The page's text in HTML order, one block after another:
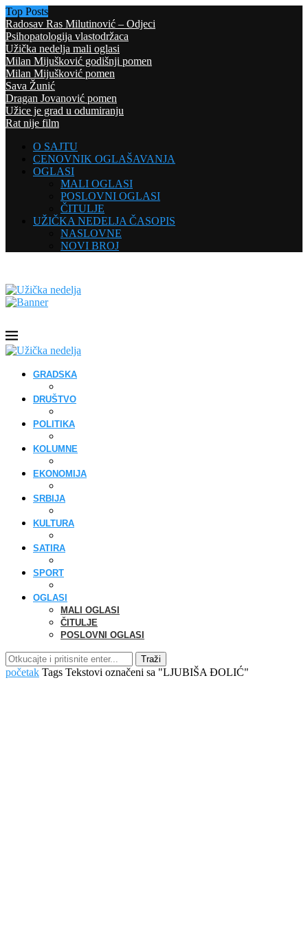
Top Posts
Radosav Ras Milutinović – Odjeci
Psihopatologija vlastodržaca
Užička nedelja mali oglasi
Milan Mijušković godišnji pomen
Milan Mijušković pomen
Sava Žunić
Dragan Jovanović pomen
Užice je grad u odumiranju
Rat nije film
O SAJTU
CENOVNIK OGLAŠAVANJA
OGLASI
MALI OGLASI
POSLOVNI OGLASI
ČITULJE
UŽIČKA NEDELJA ČASOPIS
NASLOVNE
NOVI BROJ
GRADSKA
DRUŠTVO
POLITIKA
KOLUMNE
EKONOMIJA
SRBIJA
KULTURA
SATIRA
SPORT
OGLASI
MALI OGLASI
ČITULJE
POSLOVNI OGLASI
Traži
početak Tags Tekstovi označeni sa "LJUBIŠA ĐOLIĆ"